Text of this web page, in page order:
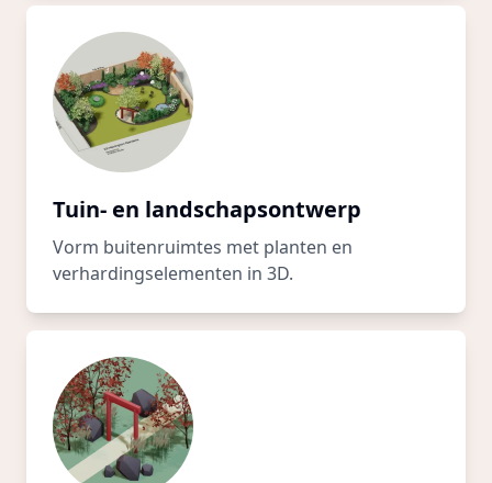
Tuin- en landschapsontwerp
Vorm buitenruimtes met planten en
verhardingselementen in 3D.